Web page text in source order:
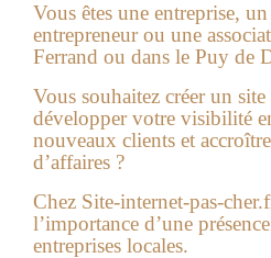
Vous êtes une entreprise,
entrepreneur ou une
Ferrand ou dans le Puy de
Vous souhaitez créer un
développer votre visibilité
nouveaux clients et
d’affaires ?
Chez Site-internet-pas-
l’importance d’une
entreprises locales.